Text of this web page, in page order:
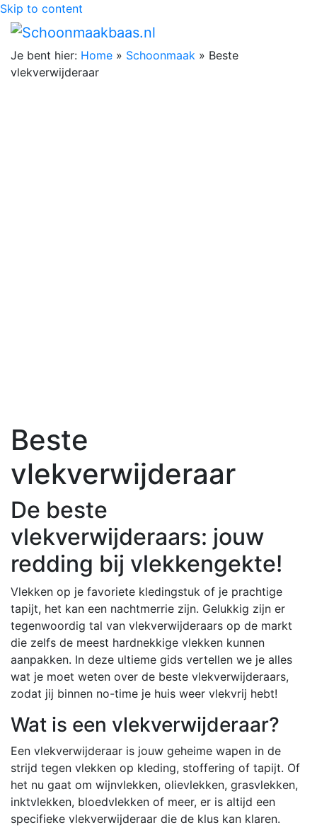
Skip to content
Je bent hier: Home » Schoonmaak » Beste
vlekverwijderaar
Beste
vlekverwijderaar
De beste
vlekverwijderaars: jouw
redding bij vlekkengekte!
Vlekken op je favoriete kledingstuk of je prachtige
tapijt, het kan een nachtmerrie zijn. Gelukkig zijn er
tegenwoordig tal van vlekverwijderaars op de markt
die zelfs de meest hardnekkige vlekken kunnen
aanpakken. In deze ultieme gids vertellen we je alles
wat je moet weten over de beste vlekverwijderaars,
zodat jij binnen no-time je huis weer vlekvrij hebt!
Wat is een vlekverwijderaar?
Een vlekverwijderaar is jouw geheime wapen in de
strijd tegen vlekken op kleding, stoffering of tapijt. Of
het nu gaat om wijnvlekken, olievlekken, grasvlekken,
inktvlekken, bloedvlekken of meer, er is altijd een
specifieke vlekverwijderaar die de klus kan klaren.